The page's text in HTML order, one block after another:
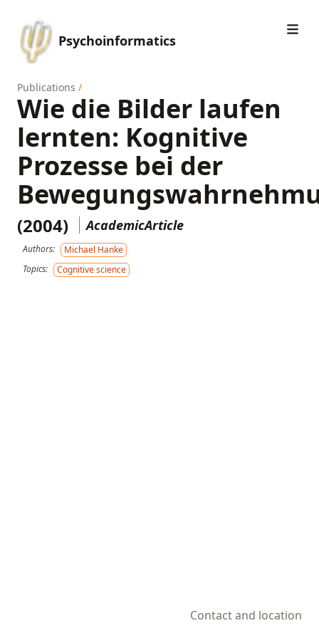
Psychoinformatics
Publications /
Wie die Bilder laufen
lernten: Kognitive
Prozesse bei der
(2004) AcademicArticle
Authors:
Michael Hanke
Topics:
Cognitive science
Contact and location